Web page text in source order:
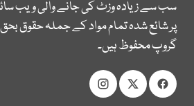
سب سے زیادہ وزٹ کی جانے والی ویب
پر شائع شدہ تمام مواد کے جملہ حقوق
گروپ محفوظ ہیں۔